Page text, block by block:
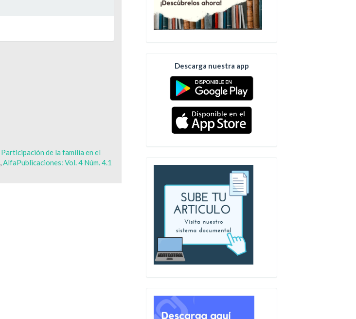
Participación de la familia en el
,AlfaPublicaciones: Vol. 4 Núm. 4.1
Descarga nuestra app